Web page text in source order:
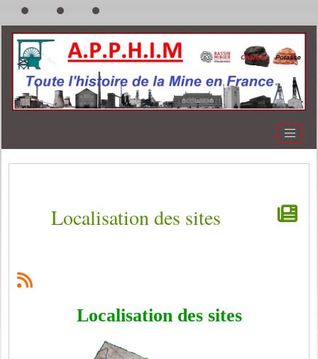
Localisation des sites
Localisation des sites